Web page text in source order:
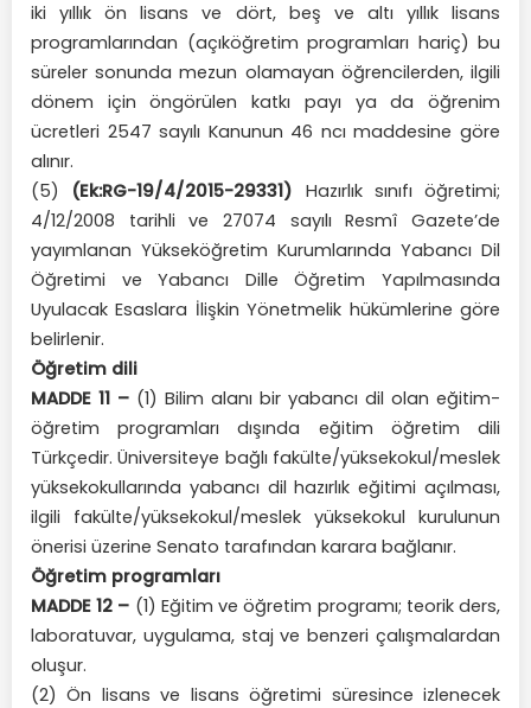
iki yıllık ön lisans ve dört, beş ve altı yıllık lisans
programlarından (açıköğretim programları hariç) bu
süreler sonunda mezun olamayan öğrencilerden, ilgili
dönem için öngörülen katkı payı ya da öğrenim
ücretleri 2547 sayılı Kanunun 46 ncı maddesine göre
alınır.
(5) (Ek:RG-19/4/2015-29331) Hazırlık sınıfı öğretimi;
4/12/2008 tarihli ve 27074 sayılı Resmî Gazete’de
yayımlanan Yükseköğretim Kurumlarında Yabancı Dil
Öğretimi ve Yabancı Dille Öğretim Yapılmasında
Uyulacak Esaslara İlişkin Yönetmelik hükümlerine göre
belirlenir.
Öğretim dili
MADDE 11 – (1) Bilim alanı bir yabancı dil olan eğitim-
öğretim programları dışında eğitim öğretim dili
Türkçedir. Üniversiteye bağlı fakülte/yüksekokul/meslek
yüksekokullarında yabancı dil hazırlık eğitimi açılması,
ilgili fakülte/yüksekokul/meslek yüksekokul kurulunun
önerisi üzerine Senato tarafından karara bağlanır.
Öğretim programları
MADDE 12 – (1) Eğitim ve öğretim programı; teorik ders,
laboratuvar, uygulama, staj ve benzeri çalışmalardan
oluşur.
(2) Ön lisans ve lisans öğretimi süresince izlenecek